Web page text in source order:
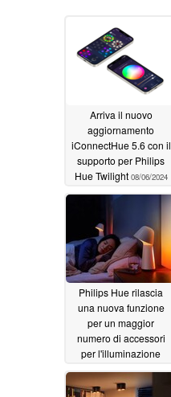
Arriva il nuovo
aggiornamento
iConnectHue 5.6 con il
supporto per Philips
Hue Twilight 08/06/2024
Philips Hue rilascia
una nuova funzione
per un maggior
numero di accessori
per l'illuminazione
07/24/2024